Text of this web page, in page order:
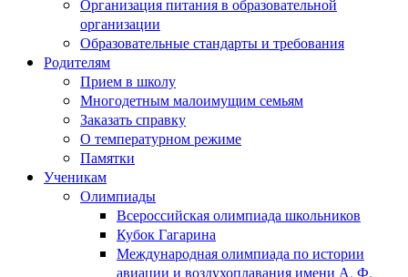
Организация питания в образовательной
организации
Образовательные стандарты и требования
Родителям
Прием в школу
Многодетным малоимущим семьям
Заказать справку
О температурном режиме
Памятки
Ученикам
Олимпиады
Всероссийская олимпиада школьников
Кубок Гагарина
Международная олимпиада по истории
авиации и воздухоплавания имени А. Ф.